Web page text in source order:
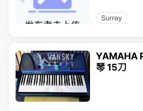
Surrey
YAMAHA
琴 15刀